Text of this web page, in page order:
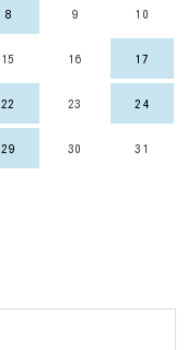
8 9 10
15 16 17
22 23 24
29 30 31